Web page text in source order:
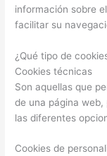
información sobre
facilitar su
¿Qué tipo de
Cookies técnicas
Son aquellas que
de una página
las diferentes
Cookies de